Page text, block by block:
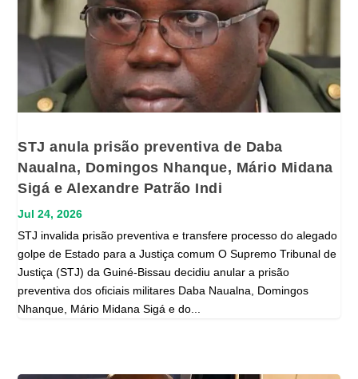
STJ anula prisão preventiva de Daba
Naualna, Domingos Nhanque, Mário Midana
Sigá e Alexandre Patrão Indi
Jul 24, 2026
STJ invalida prisão preventiva e transfere processo do alegado
golpe de Estado para a Justiça comum O Supremo Tribunal de
Justiça (STJ) da Guiné-Bissau decidiu anular a prisão
preventiva dos oficiais militares Daba Naualna, Domingos
Nhanque, Mário Midana Sigá e do...